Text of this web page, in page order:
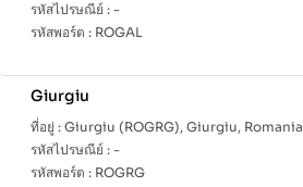
รหัสไปรษณีย์ : -
รหัสพอร์ต : ROGAL
Giurgiu
ที่อยู่ : Giurgiu (ROGRG), Giurgiu, Romania
รหัสไปรษณีย์ : -
รหัสพอร์ต : ROGRG